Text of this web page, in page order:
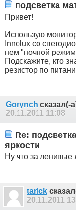
подсветка
Привет!
Использую
Innolux со
нем "ночной
Подскажите, кто
резистор по
Gorynch сказал(-
20.11.2011 11:08
Re:
яркости
Ну что за ленивые
tarick
20.11.2011